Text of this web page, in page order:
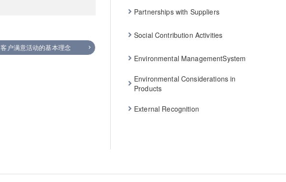
客户满意活动的基本理念
Partnerships with Suppliers
Social Contribution Activities
Environmental ManagementSystem
Environmental Considerations in
Products
External Recognition